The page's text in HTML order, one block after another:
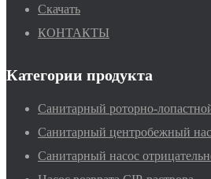
Скачать
КОНТАКТЫ
Категории продукта
Санитарный роторно-
Санитарный центробежный
Санитарный насос